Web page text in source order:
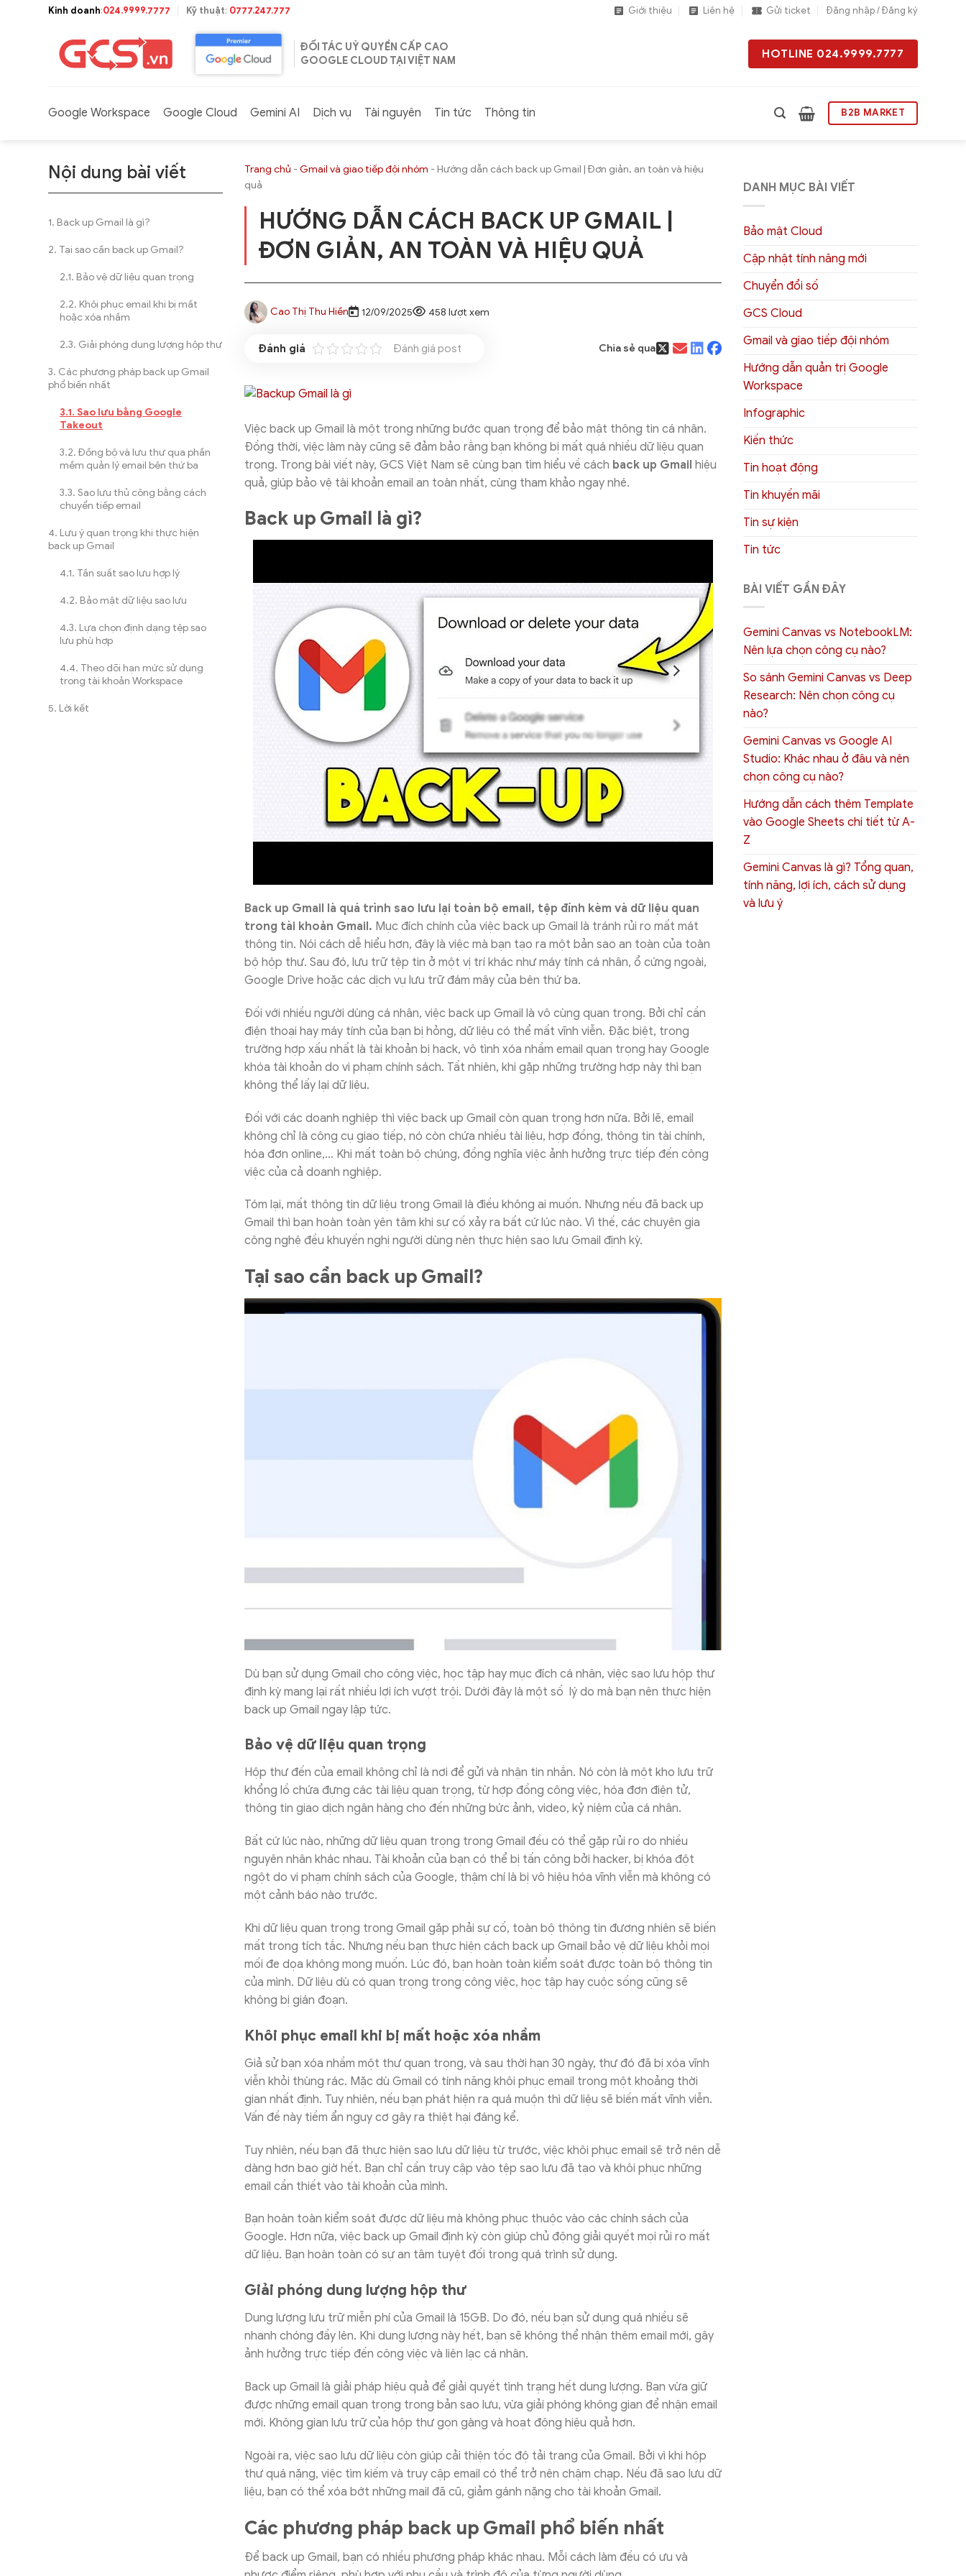
Kinh doanh:024.9999.7777 Kỹ thuật: 0777.247.777 Giới thiệu Liên hệ Gửi ticket Đăng nhập / Đăng ký
ĐỐI TÁC UỶ QUYỀN CẤP CAO
GOOGLE CLOUD TẠI VIỆT NAM
HOTLINE 024.9999.7777
Google Workspace Google Cloud Gemini AI Dịch vụ Tài nguyên Tin tức Thông tin B2B MARKET
Nội dung bài viết
Back up Gmail là gì?
Tại sao cần back up Gmail?
Bảo vệ dữ liệu quan trọng
Khôi phục email khi bị mất
hoặc xóa nhầm
Giải phóng dung lượng hộp thư
Các phương pháp back up Gmail
phổ biến nhất
Sao lưu bằng Google
Takeout
Đồng bộ và lưu thư qua phần
mềm quản lý email bên thứ ba
Sao lưu thủ công bằng cách
chuyển tiếp email
Lưu ý quan trọng khi thực hiện
back up Gmail
Tần suất sao lưu hợp lý
Bảo mật dữ liệu sao lưu
Lựa chọn định dạng tệp sao
lưu phù hợp
Theo dõi hạn mức sử dụng
trong tài khoản Workspace
Lời kết
Trang chủ -Gmail và giao tiếp đội nhóm -Hướng dẫn cách back up Gmail | Đơn giản, an toàn và hiệu
quả
HƯỚNG DẪN CÁCH BACK UP GMAIL |
ĐƠN GIẢN, AN TOÀN VÀ HIỆU QUẢ
Cao Thị Thu Hiền 12/09/2025 458 lượt xem
Đánh giá post Chia sẻ qua
Việc back up Gmail là một trong những bước quan trọng để bảo mật thông tin cá nhân.
Đồng thời, việc làm này cũng sẽ đảm bảo rằng bạn không bị mất quá nhiều dữ liệu quan
trọng. Trong bài viết này, GCS Việt Nam sẽ cùng bạn tìm hiểu về cách back up Gmail hiệu
quả, giúp bảo vệ tài khoản email an toàn nhất, cùng tham khảo ngay nhé.
Back up Gmail là gì?
Back up Gmail là quá trình sao lưu lại toàn bộ email, tệp đính kèm và dữ liệu quan
trong tài khoản Gmail. Mục đích chính của việc back up Gmail là tránh rủi ro mất mát
thông tin. Nói cách dễ hiểu hơn, đây là việc mà bạn tạo ra một bản sao an toàn của toàn
bộ hộp thư. Sau đó, lưu trữ tệp tin ở một vị trí khác như máy tính cá nhân, ổ cứng ngoài,
Google Drive hoặc các dịch vụ lưu trữ đám mây của bên thứ ba.
Đối với nhiều người dùng cá nhân, việc back up Gmail là vô cùng quan trọng. Bởi chỉ cần
điện thoại hay máy tính của bạn bị hỏng, dữ liệu có thể mất vĩnh viễn. Đặc biệt, trong
trường hợp xấu nhất là tài khoản bị hack, vô tình xóa nhầm email quan trọng hay Google
khóa tài khoản do vi phạm chính sách. Tất nhiên, khi gặp những trường hợp này thì bạn
không thể lấy lại dữ liệu.
Đối với các doanh nghiệp thì việc back up Gmail còn quan trọng hơn nữa. Bởi lẽ, email
không chỉ là công cụ giao tiếp, nó còn chứa nhiều tài liệu, hợp đồng, thông tin tài chính,
hóa đơn online,… Khi mất toàn bộ chúng, đồng nghĩa việc ảnh hưởng trực tiếp đến công
việc của cả doanh nghiệp.
Tóm lại, mất thông tin dữ liệu trong Gmail là điều không ai muốn. Nhưng nếu đã back up
Gmail thì bạn hoàn toàn yên tâm khi sự cố xảy ra bất cứ lúc nào. Vì thế, các chuyên gia
công nghệ đều khuyến nghị người dùng nên thực hiện sao lưu Gmail định kỳ.
Tại sao cần back up Gmail?
Dù bạn sử dụng Gmail cho công việc, học tập hay mục đích cá nhân, việc sao lưu hộp thư
định kỳ mang lại rất nhiều lợi ích vượt trội. Dưới đây là một số lý do mà bạn nên thực hiện
back up Gmail ngay lập tức.
Bảo vệ dữ liệu quan trọng
Hộp thư đến của email không chỉ là nơi để gửi và nhận tin nhắn. Nó còn là một kho lưu trữ
khổng lồ chứa đựng các tài liệu quan trọng, từ hợp đồng công việc, hóa đơn điện tử,
thông tin giao dịch ngân hàng cho đến những bức ảnh, video, kỷ niệm của cá nhân.
Bất cứ lúc nào, những dữ liệu quan trọng trong Gmail đều có thể gặp rủi ro do nhiều
nguyên nhân khác nhau. Tài khoản của bạn có thể bị tấn công bởi hacker, bị khóa đột
ngột do vi phạm chính sách của Google, thậm chí là bị vô hiệu hóa vĩnh viễn mà không có
một cảnh báo nào trước.
Khi dữ liệu quan trọng trong Gmail gặp phải sự cố, toàn bộ thông tin đương nhiên sẽ biến
mất trong tích tắc. Nhưng nếu bạn thực hiện cách back up Gmail bảo vệ dữ liệu khỏi mọi
mối đe dọa không mong muốn. Lúc đó, bạn hoàn toàn kiểm soát được toàn bộ thông tin
của mình. Dữ liệu dù có quan trọng trong công việc, học tập hay cuộc sống cũng sẽ
không bị gián đoạn.
Khôi phục email khi bị mất hoặc xóa nhầm
Giả sử bạn xóa nhầm một thư quan trọng, và sau thời hạn 30 ngày, thư đó đã bị xóa vĩnh
viễn khỏi thùng rác. Mặc dù Gmail có tính năng khôi phục email trong một khoảng thời
gian nhất định. Tuy nhiên, nếu bạn phát hiện ra quá muộn thì dữ liệu sẽ biến mất vĩnh viễn.
Vấn đề này tiềm ẩn nguy cơ gây ra thiệt hại đáng kể.
Tuy nhiên, nếu bạn đã thực hiện sao lưu dữ liệu từ trước, việc khôi phục email sẽ trở nên dễ
dàng hơn bao giờ hết. Bạn chỉ cần truy cập vào tệp sao lưu đã tạo và khôi phục những
email cần thiết vào tài khoản của mình.
Bạn hoàn toàn kiểm soát được dữ liệu mà không phục thuộc vào các chính sách của
Google. Hơn nữa, việc back up Gmail định kỳ còn giúp chủ động giải quyết mọi rủi ro mất
dữ liệu. Bạn hoàn toàn có sự an tâm tuyệt đối trong quá trình sử dụng.
Giải phóng dung lượng hộp thư
Dung lượng lưu trữ miễn phí của Gmail là 15GB. Do đó, nếu bạn sử dụng quá nhiều sẽ
nhanh chóng đầy lên. Khi dung lượng này hết, bạn sẽ không thể nhận thêm email mới, gây
ảnh hưởng trực tiếp đến công việc và liên lạc cá nhân.
Back up Gmail là giải pháp hiệu quả để giải quyết tình trạng hết dung lượng. Bạn vừa giữ
được những email quan trọng trong bản sao lưu, vừa giải phóng không gian để nhận email
mới. Không gian lưu trữ của hộp thư gọn gàng và hoạt động hiệu quả hơn.
Ngoài ra, việc sao lưu dữ liệu còn giúp cải thiện tốc độ tải trang của Gmail. Bởi vì khi hộp
thư quá nặng, việc tìm kiếm và truy cập email có thể trở nên chậm chạp. Nếu đã sao lưu dữ
liệu, bạn có thể xóa bớt những mail đã cũ, giảm gánh nặng cho tài khoản Gmail.
Các phương pháp back up Gmail phổ biến nhất
Để back up Gmail, bạn có nhiều phương pháp khác nhau. Mỗi cách làm đều có ưu và
DANH MỤC BÀI VIẾT
Bảo mật Cloud
Cập nhật tính năng mới
Chuyển đổi số
GCS Cloud
Gmail và giao tiếp đội nhóm
Hướng dẫn quản trị Google
Workspace
Infographic
Kiến thức
Tin hoạt động
Tin khuyến mãi
Tin sự kiện
Tin tức
BÀI VIẾT GẦN ĐÂY
Gemini Canvas vs NotebookLM:
Nên lựa chọn công cụ nào?
So sánh Gemini Canvas vs Deep
Research: Nên chọn công cụ
nào?
Gemini Canvas vs Google AI
Studio: Khác nhau ở đâu và nên
chọn công cụ nào?
Hướng dẫn cách thêm Template
vào Google Sheets chi tiết từ A-
Z
Gemini Canvas là gì? Tổng quan,
tính năng, lợi ích, cách sử dụng
và lưu ý